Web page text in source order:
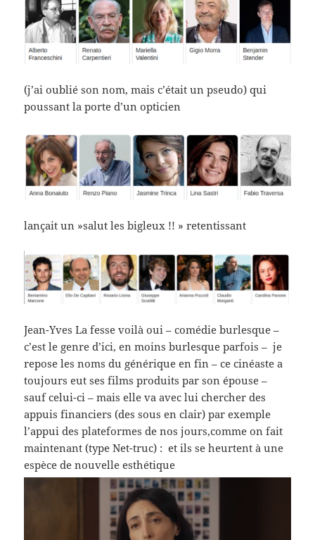
(j’ai oublié son nom, mais c’était un pseudo) qui
poussant la porte d’un opticien
lançait un »salut les bigleux !! » retentissant
Jean-Yves La fesse voilà oui – comédie burlesque –
c’est le genre d’ici, en moins burlesque parfois – je
repose les noms du générique en fin – ce cinéaste a
toujours eut ses films produits par son épouse –
sauf celui-ci – mais elle va avec lui chercher des
appuis financiers (des sous en clair) par exemple
l’appui des plateformes de nos jours,comme on fait
maintenant (type Net-truc) : et ils se heurtent à une
espèce de nouvelle esthétique